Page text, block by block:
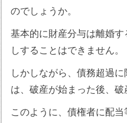
のでしょうか。
基本的に財産分与は離婚
しすることはできません。
しかしながら、債務超過
は、破産が始まった後、
このように、債権者に配